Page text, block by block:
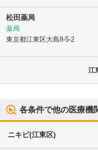
松田薬局
薬局
東京都江東区大島8-5-2
江
各条件で他の医療機
ニキビ(江東区)